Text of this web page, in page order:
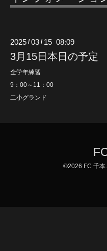
2025 /03 / 15 08:09
3月15日本日の予定
全学年練習
9：00～11：00
二小グランド
©2026 FC 千本